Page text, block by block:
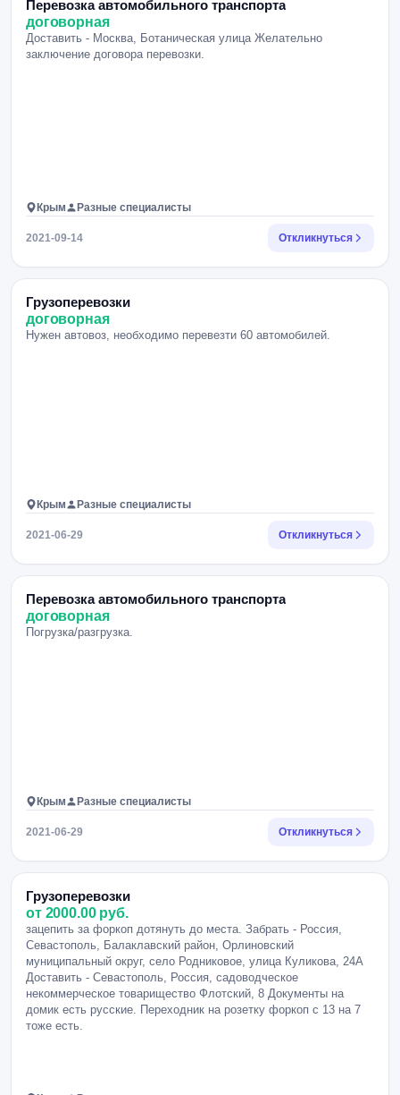
Перевозка автомобильного транспорта
договорная
Доставить - Москва, Ботаническая улица Желательно
заключение договора перевозки.
Крым Разные специалисты
2021-09-14 Откликнуться
Грузоперевозки
договорная
Нужен автовоз, необходимо перевезти 60 автомобилей.
Крым Разные специалисты
2021-06-29 Откликнуться
Перевозка автомобильного транспорта
договорная
Погрузка/разгрузка.
Крым Разные специалисты
2021-06-29 Откликнуться
Грузоперевозки
от 2000.00 руб.
зацепить за форкоп дотянуть до места. Забрать - Россия,
Севастополь, Балаклавский район, Орлиновский
муниципальный округ, село Родниковое, улица Куликова, 24А
Доставить - Севастополь, Россия, садоводческое
некоммерческое товарищество Флотский, 8 Документы на
домик есть русские. Переходник на розетку форкоп с 13 на 7
тоже есть.